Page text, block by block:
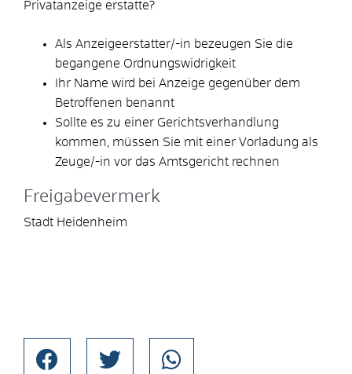
Privatanzeige erstatte?
Als Anzeigeerstatter/-in bezeugen Sie die
begangene Ordnungswidrigkeit
Ihr Name wird bei Anzeige gegenüber dem
Betroffenen benannt
Sollte es zu einer Gerichtsverhandlung
kommen, müssen Sie mit einer Vorladung als
Zeuge/-in vor das Amtsgericht rechnen
Freigabevermerk
Stadt Heidenheim